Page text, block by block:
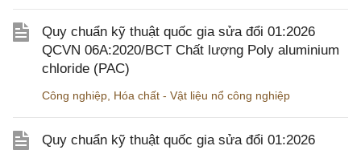
Quy chuẩn kỹ thuật quốc gia sửa đổi 01:2026
QCVN 06A:2020/BCT Chất lượng Poly aluminium
chloride (PAC)
Công nghiệp Hóa chất - Vật liệu nổ công nghiệp
Quy chuẩn kỹ thuật quốc gia sửa đổi 01:2026